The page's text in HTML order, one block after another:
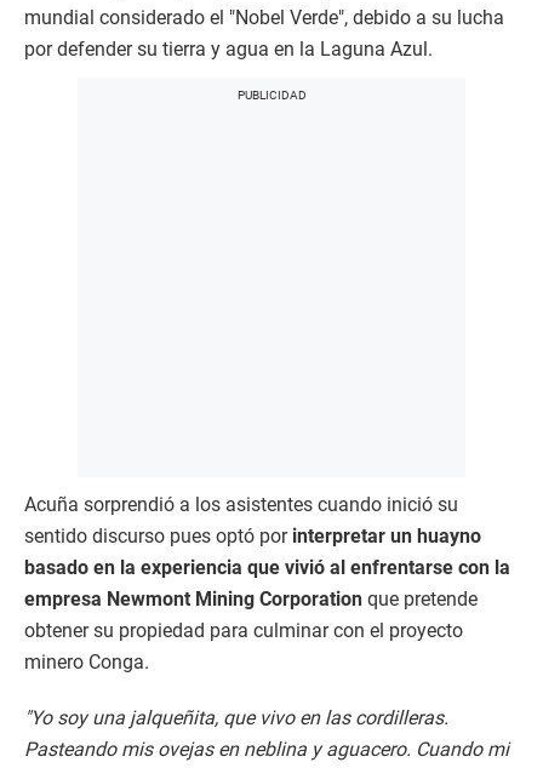
mundial considerado el "Nobel Verde", debido a su lucha
por defender su tierra y agua en la Laguna Azul.
Acuña sorprendió a los asistentes cuando inició su
sentido discurso pues optó porinterpretar un huayno
basado en la experiencia que vivió al enfrentarse con la
empresa Newmont Mining Corporation que pretende
obtener su propiedad para culminar con el proyecto
minero Conga.
"Yo soy una jalqueñita, que vivo en las cordilleras.
Pasteando mis ovejas en neblina y aguacero. Cuando mi